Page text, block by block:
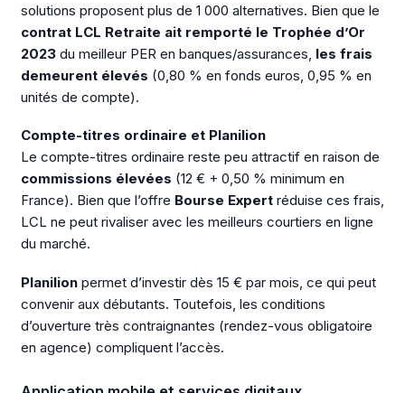
solutions proposent plus de 1 000 alternatives. Bien que le
contrat LCL Retraite ait remporté le Trophée d’Or
2023du meilleur PER en banques/assurances, les frais
demeurent élevés (0,80 % en fonds euros, 0,95 % en
unités de compte).
Compte-titres ordinaire et Planilion
Le compte-titres ordinaire reste peu attractif en raison de
commissions élevées (12 € + 0,50 % minimum en
France). Bien que l’offre Bourse Expertréduise ces frais,
LCL ne peut rivaliser avec les meilleurs courtiers en ligne
du marché.
Planilionpermet d’investir dès 15 € par mois, ce qui peut
convenir aux débutants. Toutefois, les conditions
d’ouverture très contraignantes (rendez-vous obligatoire
en agence) compliquent l’accès.